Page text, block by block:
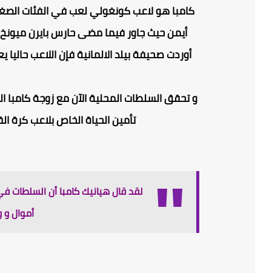
كامباهو لاعب كونغولي لعب في الفئات
أيمن حيث جاور فيما مضى حارسبايرن
أوردت صحيفة بيلد الالمانية فإن اللاعب
و تحقق السلطات المحلية الآن مع زوجة
تأمين الحياة الخاص بلاعب كرة
لقد قال هيانيك كامبا أن
أموال